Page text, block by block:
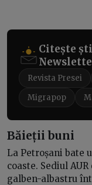
Citește
Revista Presei
Migrapop
Băieții buni
La Petroșani bate
coaste. Sediul
galben-albastru